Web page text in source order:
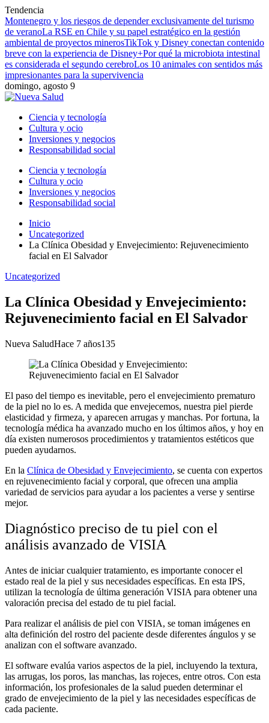
Tendencia
Montenegro y los riesgos de depender exclusivamente del turismo
de veranoLa RSE en Chile y su papel estratégico en la gestión
ambiental de proyectos minerosTikTok y Disney conectan contenido
breve con la experiencia de Disney+Por qué la microbiota intestinal
es considerada el segundo cerebroLos 10 animales con sentidos más
impresionantes para la supervivencia
domingo, agosto 9
Ciencia y tecnología
Cultura y ocio
Inversiones y negocios
Responsabilidad social
Ciencia y tecnología
Cultura y ocio
Inversiones y negocios
Responsabilidad social
Inicio
Uncategorized
La Clínica Obesidad y Envejecimiento: Rejuvenecimiento
facial en El Salvador
Uncategorized
La Clínica Obesidad y Envejecimiento:
Rejuvenecimiento facial en El Salvador
Nueva SaludHace 7 años135
El paso del tiempo es inevitable, pero el envejecimiento prematuro
de la piel no lo es. A medida que envejecemos, nuestra piel pierde
elasticidad y firmeza, y aparecen arrugas y manchas. Por fortuna, la
tecnología médica ha avanzado mucho en los últimos años, y hoy en
día existen numerosos procedimientos y tratamientos estéticos que
pueden ayudarnos.
En la Clínica de Obesidad y Envejecimiento, se cuenta con expertos
en rejuvenecimiento facial y corporal, que ofrecen una amplia
variedad de servicios para ayudar a los pacientes a verse y sentirse
mejor.
Diagnóstico preciso de tu piel con el
análisis avanzado de VISIA
Antes de iniciar cualquier tratamiento, es importante conocer el
estado real de la piel y sus necesidades específicas. En esta IPS,
utilizan la tecnología de última generación VISIA para obtener una
valoración precisa del estado de tu piel facial.
Para realizar el análisis de piel con VISIA, se toman imágenes en
alta definición del rostro del paciente desde diferentes ángulos y se
analizan con el software avanzado.
El software evalúa varios aspectos de la piel, incluyendo la textura,
las arrugas, los poros, las manchas, las rojeces, entre otros. Con esta
información, los profesionales de la salud pueden determinar el
grado de envejecimiento de la piel y las necesidades específicas de
cada paciente.